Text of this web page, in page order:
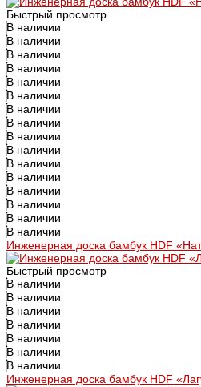
Быстрый просмотр
В наличии
В наличии
В наличии
В наличии
В наличии
В наличии
В наличии
В наличии
В наличии
В наличии
В наличии
В наличии
В наличии
В наличии
В наличии
В наличии
Инженерная доска бамбук HDF
Быстрый просмотр
В наличии
В наличии
В наличии
В наличии
В наличии
В наличии
В наличии
Инженерная доска бамбук HDF